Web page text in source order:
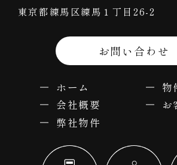
東京都練馬区練馬１丁目26-2
お問い合わせ
ホーム
物
会社概要
お
弊社物件